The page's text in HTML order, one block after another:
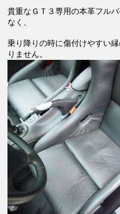
貴重なＧＴ３専用の本革フル
なく、
乗り降りの時に傷付けやすい
りません。